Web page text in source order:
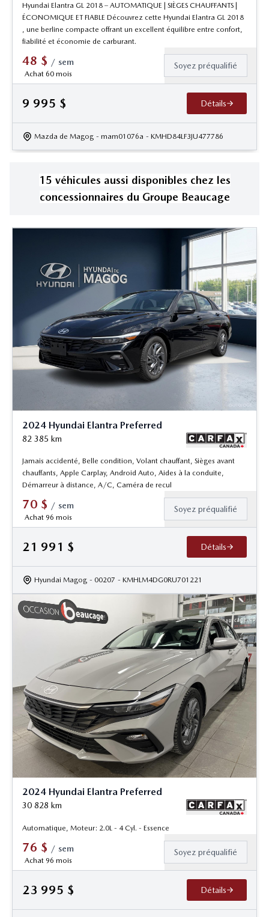
Hyundai Elantra GL 2018 – AUTOMATIQUE | SIÈGES CHAUFFANTS |
ÉCONOMIQUE ET FIABLE Découvrez cette Hyundai Elantra GL 2018
, une berline compacte offrant un excellent équilibre entre confort,
fiabilité et économie de carburant.
48 $ / sem
Achat 60 mois
Soyez préqualifié
9 995 $ Détails
Mazda de Magog - mam01076a - KMHD84LF3JU477786
15 véhicules aussi disponibles chez les
concessionnaires du Groupe Beaucage
2024 Hyundai Elantra Preferred
82 385 km
Jamais accidenté, Belle condition, Volant chauffant, Sièges avant
chauffants, Apple Carplay, Android Auto, Aides à la conduite,
Démarreur à distance, A/C, Caméra de recul
70 $ / sem
Achat 96 mois
Soyez préqualifié
21 991 $ Détails
Hyundai Magog - 00207 - KMHLM4DG0RU701221
2024 Hyundai Elantra Preferred
30 828 km
Automatique, Moteur: 2.0L - 4 Cyl. - Essence
76 $ / sem
Achat 96 mois
Soyez préqualifié
23 995 $ Détails